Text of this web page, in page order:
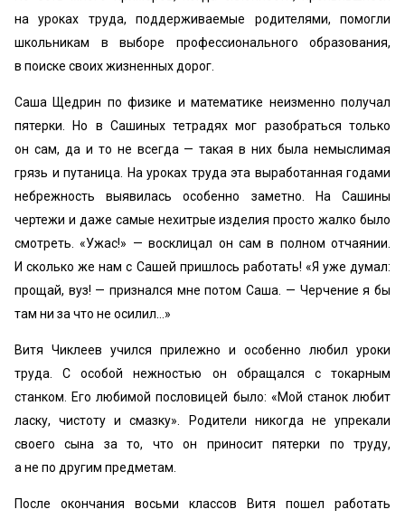
на уроках труда, поддерживаемые родителями, помогли
школьникам в выборе профессионального образования,
в поиске своих жизненных дорог.
Саша Щедрин по физике и математике неизменно получал
пятерки. Но в Сашиных тетрадях мог разобраться только
он сам, да и то не всегда — такая в них была немыслимая
грязь и путаница. На уроках труда эта выработанная годами
небрежность выявилась особенно заметно. На Сашины
чертежи и даже самые нехитрые изделия просто жалко было
смотреть. «Ужас!» — восклицал он сам в полном отчаянии.
И сколько же нам с Сашей пришлось работать! «Я уже думал:
прощай, вуз! — признался мне потом Саша. — Черчение я бы
там ни за что не осилил…»
Витя Чиклеев учился прилежно и особенно любил уроки
труда. С особой нежностью он обращался с токарным
станком. Его любимой пословицей было: «Мой станок любит
ласку, чистоту и смазку». Родители никогда не упрекали
своего сына за то, что он приносит пятерки по труду,
а не по другим предметам.
После окончания восьми классов Витя пошел работать